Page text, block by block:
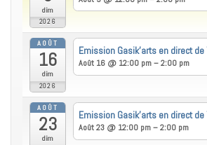
dim
2026
AOÛT
16
dim
2026
Emission Gasik’arts en direct
Août 16 @ 12:00 pm – 2:00 pm
AOÛT
23
dim
Emission Gasik’arts en direct
Août 23 @ 12:00 pm – 2:00 pm